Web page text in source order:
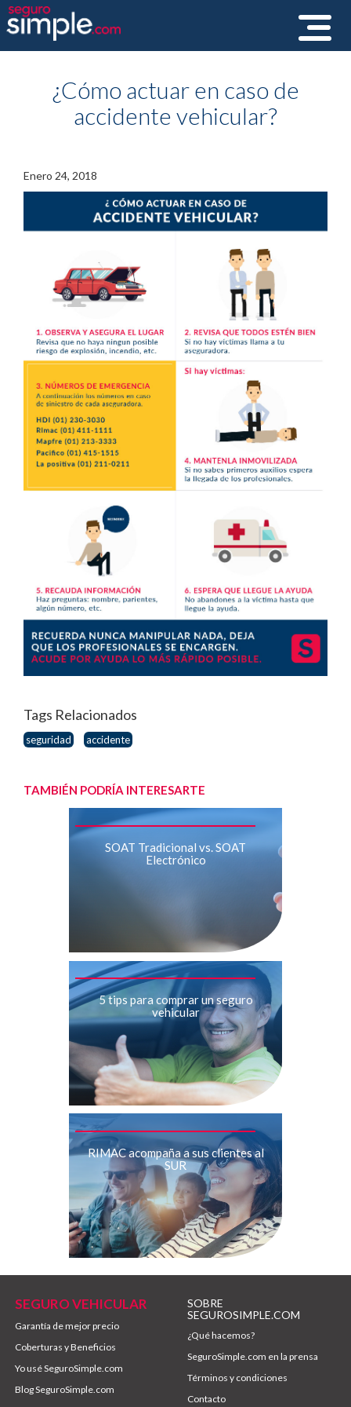
Toggle
¿Cómo actuar en caso de
accidente vehicular?
Enero 24, 2018
Tags Relacionados
seguridad accidente
TAMBIÉN PODRÍA INTERESARTE
SOAT Tradicional vs. SOAT
Electrónico
5 tips para comprar un seguro
vehicular
RIMAC acompaña a sus clientes al
SUR
SEGURO VEHICULAR
Garantía de mejor precio
Coberturas y Beneficios
Yo usé SeguroSimple.com
Blog SeguroSimple.com
SOBRE
SEGUROSIMPLE.COM
¿Qué hacemos?
SeguroSimple.com en la prensa
Términos y condiciones
Contacto